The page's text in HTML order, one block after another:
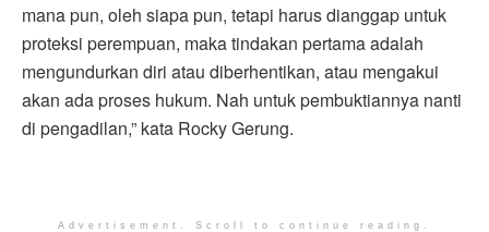
mana pun, oleh siapa pun, tetapi harus dianggap untuk
proteksi perempuan, maka tindakan pertama adalah
mengundurkan diri atau diberhentikan, atau mengakui
akan ada proses hukum. Nah untuk pembuktiannya nanti
di pengadilan,” kata Rocky Gerung.
Advertisement. Scroll to continue reading.